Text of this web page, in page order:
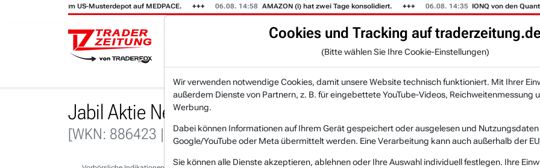
setzen im US-Musterdepot auf MEDPACE. 06.08. 14:58 AMAZON (i) hat zwei Tage konsolidiert. 06.08. 14:35 IONQ von den
KI-Agenten NEU Zeitung Rankings & Trends
Jabil Aktie News & Nachrichten
[WKN: 886423 | Symbol: JBL]
Cookies und Tracking auf
(Bitte wählen Sie Ihre Cookie-Einstellungen)
Wir verwenden notwendige Cookies, damit unsere Website technisch funktioniert. Mit Ihrer
außerdem Dienste von Partnern, z. B. für eingebettete YouTube-Videos, Reichweitenmessung
Werbung.
Dabei können Informationen auf Ihrem Gerät gespeichert oder ausgelesen und
Google/YouTube oder Meta übermittelt werden. Eine Verarbeitung kann auch außerhalb der
Sie können alle Dienste akzeptieren, ablehnen oder Ihre Auswahl individuell festlegen. Ihre